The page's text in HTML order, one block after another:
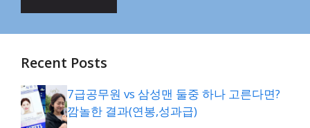
Recent Posts
7급공무원 vs 삼성맨 둘중 하나 고른다면?
깜놀한 결과(연봉,성과급)